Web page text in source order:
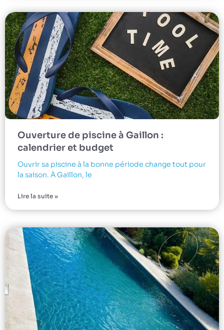
Ouverture de piscine à Gaillon :
calendrier et budget
Ouvrir sa piscine à la bonne période change tout pour
la saison. À Gaillon, le
Lire la suite »